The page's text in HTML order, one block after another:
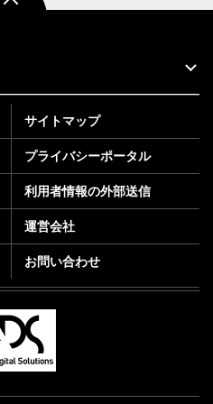
サイトマップ
プライバシーポータル
利用者情報の外部送信
運営会社
お問い合わせ